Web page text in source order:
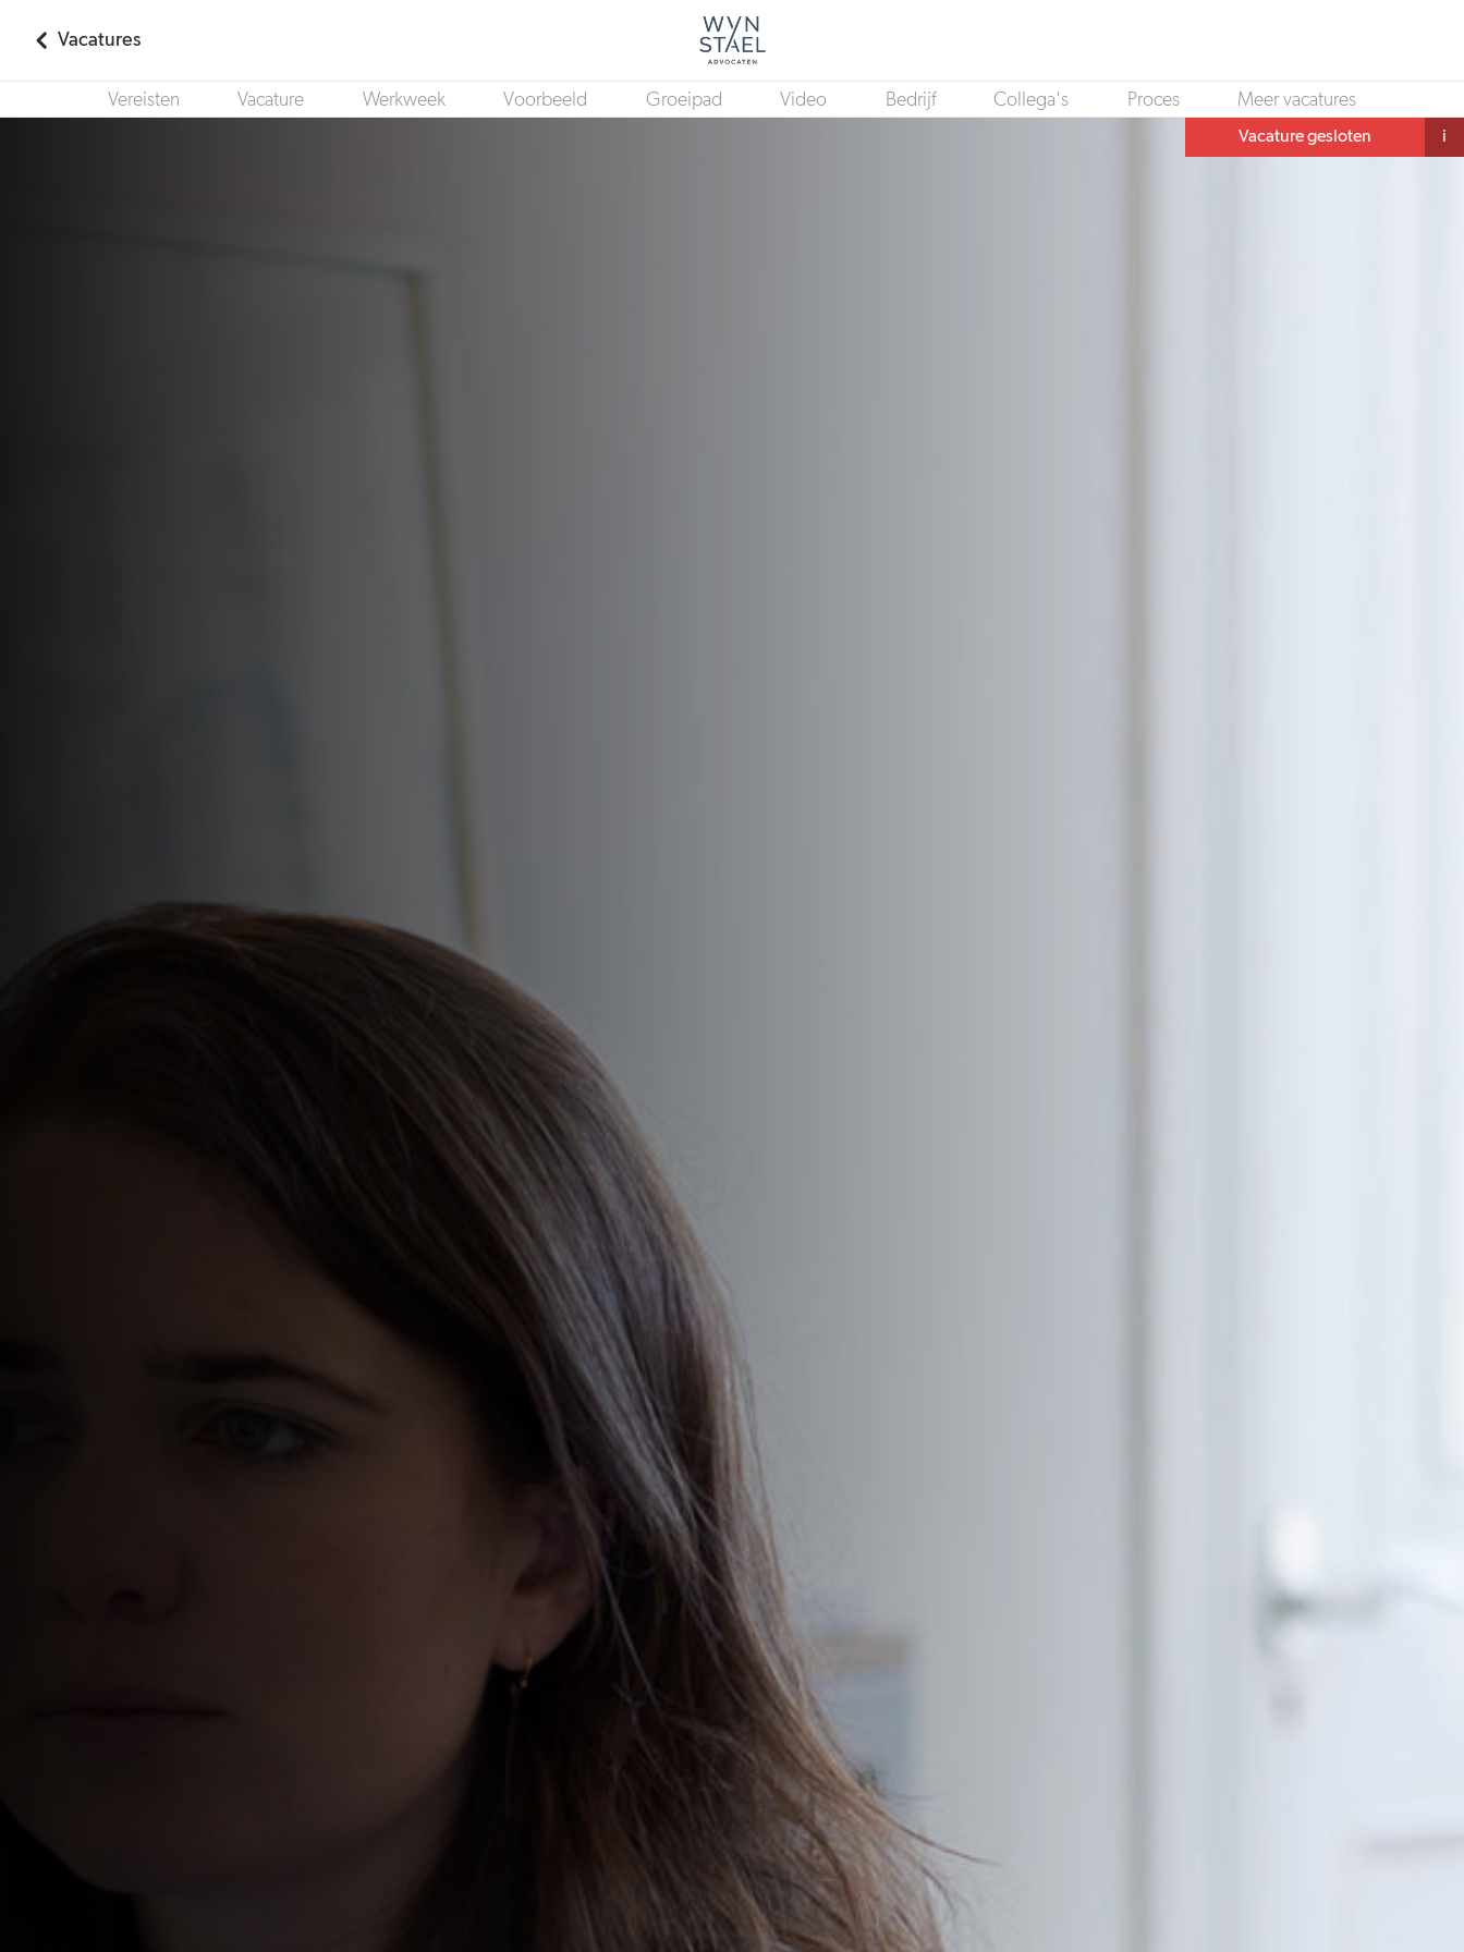
Vacatures
HR Manager
Vereisten Vacature Werkweek Voorbeeld Groeipad Video Bedrijf Collega's Proces Meer vacatures
Vacature gesloten i